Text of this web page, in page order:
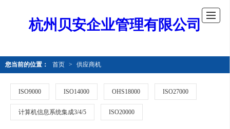
杭州贝安企业管理有限公司
您当前的位置： 首页 > 供应商机
ISO9000 ISO14000 OHS18000 ISO27000
计算机信息系统集成3/4/5 ISO20000